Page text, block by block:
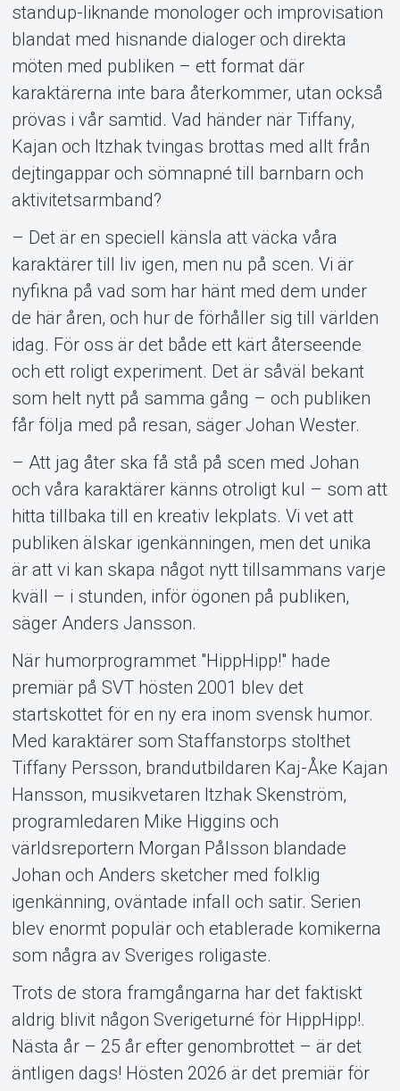
Om Tickster
standup-liknande monologer och improvisation
blandat med hisnande dialoger och direkta
möten med publiken – ett format där
karaktärerna inte bara återkommer, utan också
prövas i vår samtid. Vad händer när Tiffany,
Kajan och Itzhak tvingas brottas med allt från
dejtingappar och sömnapné till barnbarn och
aktivitetsarmband?
– Det är en speciell känsla att väcka våra
karaktärer till liv igen, men nu på scen. Vi är
nyfikna på vad som har hänt med dem under
de här åren, och hur de förhåller sig till världen
idag. För oss är det både ett kärt återseende
och ett roligt experiment. Det är såväl bekant
som helt nytt på samma gång – och publiken
får följa med på resan, säger Johan Wester.
– Att jag åter ska få stå på scen med Johan
och våra karaktärer känns otroligt kul – som att
hitta tillbaka till en kreativ lekplats. Vi vet att
publiken älskar igenkänningen, men det unika
är att vi kan skapa något nytt tillsammans varje
kväll – i stunden, inför ögonen på publiken,
säger Anders Jansson.
När humorprogrammet "HippHipp!" hade
premiär på SVT hösten 2001 blev det
startskottet för en ny era inom svensk humor.
Med karaktärer som Staffanstorps stolthet
Tiffany Persson, brandutbildaren Kaj-Åke Kajan
Hansson, musikvetaren Itzhak Skenström,
programledaren Mike Higgins och
världsreportern Morgan Pålsson blandade
Johan och Anders sketcher med folklig
igenkänning, oväntade infall och satir. Serien
blev enormt populär och etablerade komikerna
som några av Sveriges roligaste.
Trots de stora framgångarna har det faktiskt
aldrig blivit någon Sverigeturné för HippHipp!.
Nästa år – 25 år efter genombrottet – är det
äntligen dags! Hösten 2026 är det premiär för